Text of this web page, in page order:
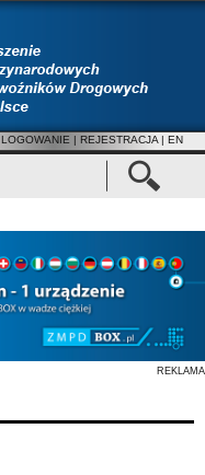
LOGOWANIE | REJESTRACJA | EN
REKLAMA